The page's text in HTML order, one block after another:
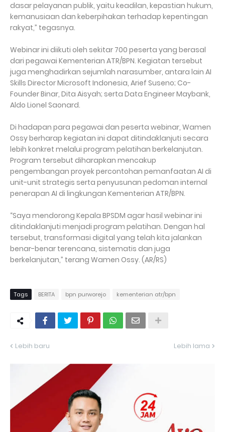
dasar pelayanan publik, yaitu keadilan, kepastian hukum,
kemanusiaan dan keberpihakan terhadap kepentingan
rakyat,” tegasnya.
Webinar ini diikuti oleh sekitar 700 peserta yang berasal
dari pegawai Kementerian ATR/BPN. Kegiatan tersebut
juga menghadirkan sejumlah narasumber, antara lain AI
Skills Director Microsoft Indonesia, Arief Suseno; Co-
Founder Binar, Dita Aisyah; serta Data Engineer Maybank,
Aldo Lionel Saonard.
Di hadapan para pegawai dan peserta webinar, Wamen
Ossy berharap kegiatan ini dapat ditindaklanjuti secara
lebih konkret melalui program pelatihan berkelanjutan.
Program tersebut diharapkan mencakup
pengembangan proyek percontohan pemanfaatan AI di
unit-unit strategis serta penyusunan pedoman internal
penerapan AI di lingkungan Kementerian ATR/BPN.
“Saya mendorong Kepala BPSDM agar hasil webinar ini
ditindaklanjuti menjadi program pelatihan. Dengan hal
tersebut, transformasi digital yang telah kita jalankan
benar-benar terencana, sistematis dan juga
berkelanjutan,” terang Wamen Ossy. (AR/RS)
Tags BERITA bpn purworejo kementerian atr/bpn
Lebih baru Lebih lama